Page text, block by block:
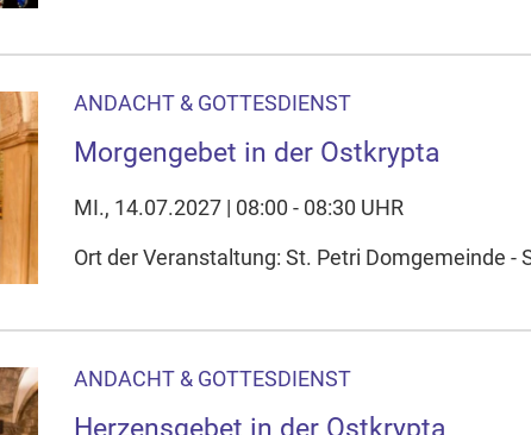
Ihre Cookie-Einstellungen anpassen
ANDACHT & GOTTESDIENST
Morgengebet in der Ostkrypta
MI., 14.07.2027 | 08:00 - 08:30 UHR
Ort der Veranstaltung: St. Petri Domgemeinde -
ANDACHT & GOTTESDIENST
Herzensgebet in der Ostkrypta